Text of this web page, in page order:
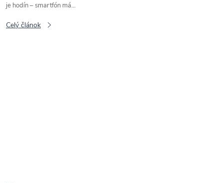
je hodín – smartfón má...
Celý článok